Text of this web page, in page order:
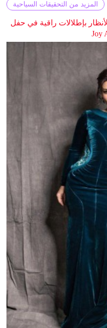
المزيد من التحقيقات السياحية
بإطلالات راقية في حفل
Joy